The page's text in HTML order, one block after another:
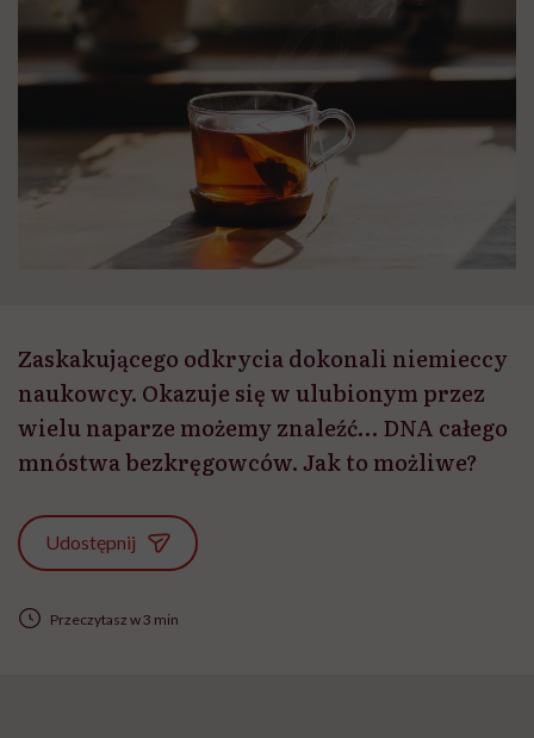
Zaskakującego odkrycia dokonali niemieccy
naukowcy. Okazuje się w ulubionym przez
wielu naparze możemy znaleźć… DNA całego
mnóstwa bezkręgowców. Jak to możliwe?
Udostępnij
Przeczytasz w 3 min